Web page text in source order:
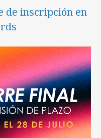
de inscripción en